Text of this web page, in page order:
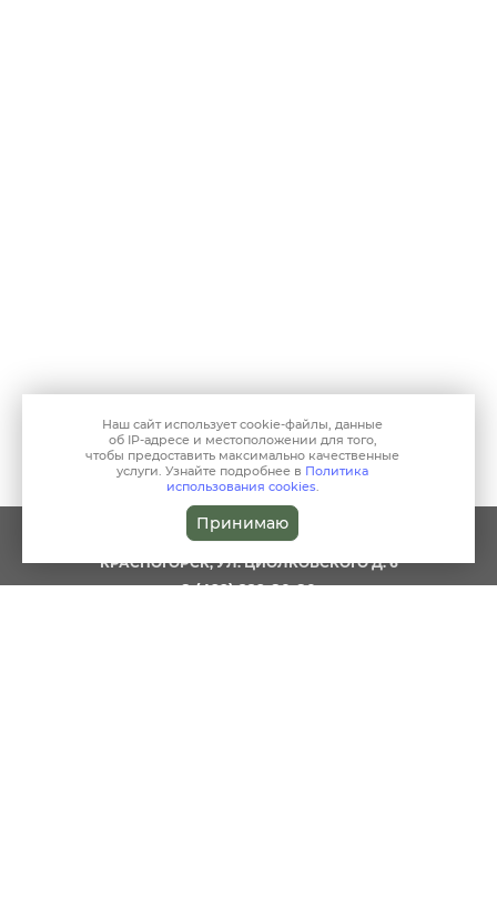
reception@clinic-harmony.ru
КРАСНОГОРСК, УЛ. ЦИОЛКОВСКОГО Д. 6
8 (499) 229-80-80
Наш сайт используетcookie-файлы, данные
об IP-адресеи местоположении для того,
чтобы предоставить максимально качественные
услуги. Узнайте подробнее в Политика
использования cookies.
Принимаю